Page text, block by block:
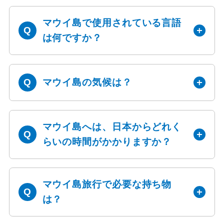
マウイ島で使用されている言語
は何ですか？
マウイ島の気候は？
マウイ島へは、日本からどれく
らいの時間がかかりますか？
マウイ島旅行で必要な持ち物
は？